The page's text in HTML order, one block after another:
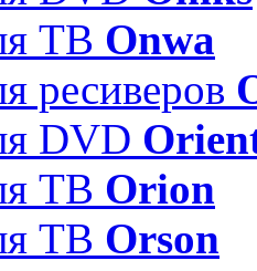
ТВ Onwa
ресиверов
DVD
ТВ Orion
ТВ Orson